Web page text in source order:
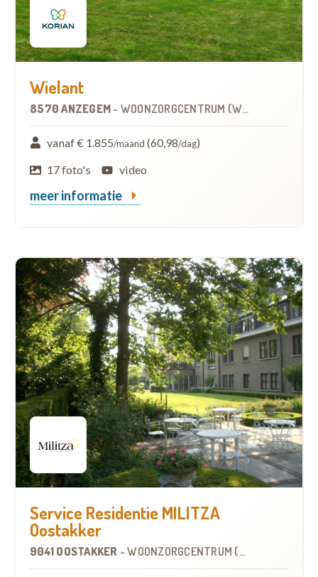
Wielant
8570 ANZEGEM - WOONZORGCENTRUM (WZC)
vanaf € 1.855/maand (60,98/dag)
17 foto's
video
meer informatie
Service Residentie MILITZA
Oostakker
9041 OOSTAKKER -WOONZORGCENTRUM (WZC)